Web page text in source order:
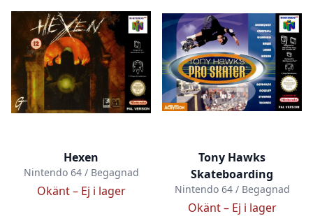
Hexen
Nintendo 64 / Begagnad
Okänt – Ej i lager
Tony Hawks
Skateboarding
Nintendo 64 / Begagnad
Okänt – Ej i lager